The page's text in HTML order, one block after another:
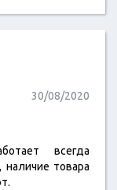
30/08/2020
всегда
наличие товара